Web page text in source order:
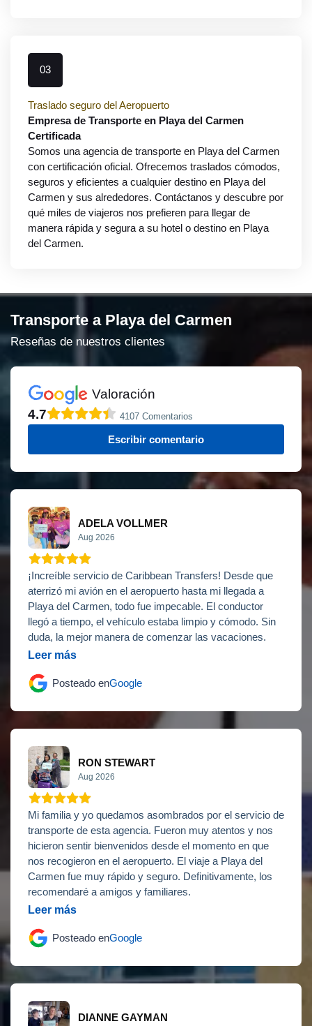
03
Traslado seguro del Aeropuerto
Empresa de Transporte en Playa del Carmen
Certificada
Somos una agencia de transporte en Playa del Carmen
con certificación oficial. Ofrecemos traslados cómodos,
seguros y eficientes a cualquier destino en Playa del
Carmen y sus alrededores. Contáctanos y descubre por
qué miles de viajeros nos prefieren para llegar de
manera rápida y segura a su hotel o destino en Playa
del Carmen.
Transporte a Playa del Carmen
Reseñas de nuestros clientes
Valoración
4.7
4107 Comentarios
Escribir comentario
ADELA VOLLMER
Aug 2026
¡Increíble servicio de Caribbean Transfers! Desde que
aterrizó mi avión en el aeropuerto hasta mi llegada a
Playa del Carmen, todo fue impecable. El conductor
llegó a tiempo, el vehículo estaba limpio y cómodo. Sin
duda, la mejor manera de comenzar las vacaciones.
Leer más
Posteado enGoogle
RON STEWART
Aug 2026
Mi familia y yo quedamos asombrados por el servicio de
transporte de esta agencia. Fueron muy atentos y nos
hicieron sentir bienvenidos desde el momento en que
nos recogieron en el aeropuerto. El viaje a Playa del
Carmen fue muy rápido y seguro. Definitivamente, los
recomendaré a amigos y familiares.
Leer más
Posteado enGoogle
DIANNE GAYMAN